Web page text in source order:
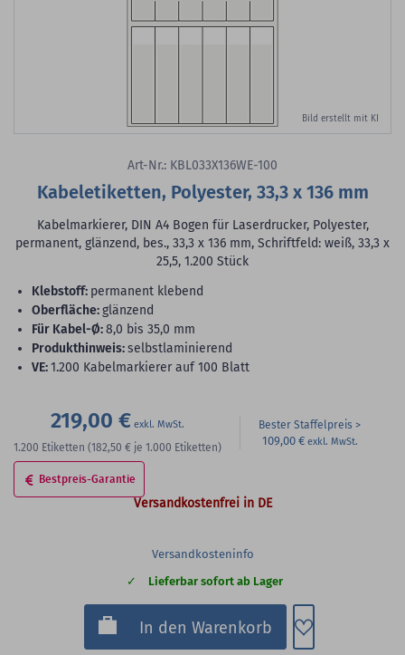
Bild erstellt mit KI
Art-Nr.: KBL033X136WE-100
Kabeletiketten, Polyester, 33,3 x 136 mm
Kabelmarkierer, DIN A4 Bogen für Laserdrucker, Polyester,
permanent, glänzend, bes., 33,3 x 136 mm, Schriftfeld: weiß, 33,3 x
25,5, 1.200 Stück
Klebstoff: permanent klebend
Oberfläche:glänzend
für Kabel-Ø:8,0 bis 35,0 mm
Produkthinweis:selbstlaminierend
VE:1.200 Kabelmarkierer auf 100 Blatt
219,00 €
1.200 Etiketten (182,50 € je 1.000 Etiketten)
Bester Staffelpreis
109,00 €
Bestpreis-Garantie
Versandkostenfrei in DE
Versandkosteninfo
Lieferbar sofort ab Lager
In den Warenkorb Zum